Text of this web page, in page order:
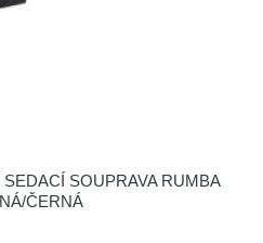
SOUPRAVA RUMBA
ČERNÁ